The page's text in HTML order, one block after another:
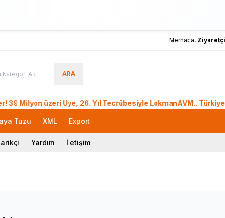
Merhaba, Ziyaretçi
ARA
üzeri Üye, 26. Yıl Tecrübesiyle LokmanAVM.. Türkiye
Tuzu XML Export
Yardım İletişim